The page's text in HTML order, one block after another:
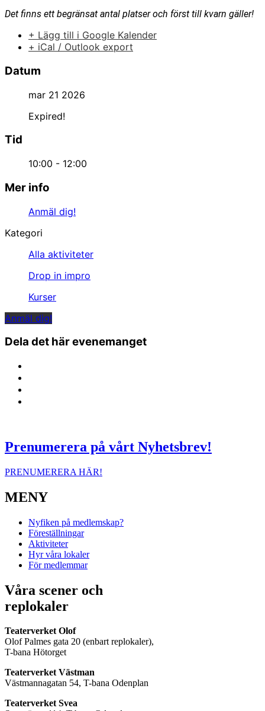
Det finns ett begränsat antal platser och först till kvarn gäller!
+ Lägg till i Google Kalender
+ iCal / Outlook export
Datum
mar 21 2026
Expired!
Tid
10:00 - 12:00
Mer info
Anmäl dig!
Kategori
Alla aktiviteter
Drop in impro
Kurser
Anmäl dig!
Dela det här evenemanget
Prenumerera på vårt Nyhetsbrev!
PRENUMERERA HÄR!
MENY
Nyfiken på medlemskap?
Föreställningar
Aktiviteter
Hyr våra lokaler
För medlemmar
Våra scener och
replokaler
Teaterverket Olof
Olof Palmes gata 20 (enbart replokaler),
T-bana Hötorget
Teaterverket Västman
Västmannagatan 54, T-bana Odenplan
Teaterverket Svea